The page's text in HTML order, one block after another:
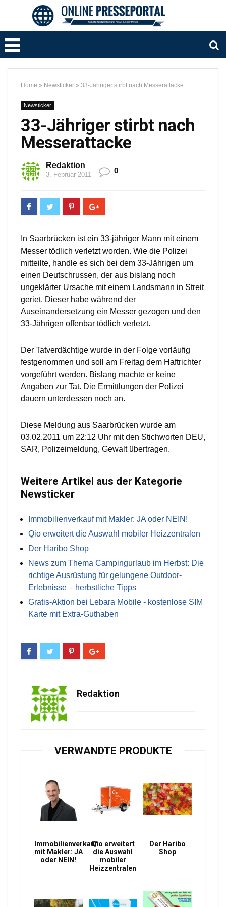
Home » Newsticker » 33-Jähriger stirbt nach Messerattacke
Newsticker
33-Jähriger stirbt nach
Messerattacke
Redaktion
3. Februar 2011 0
In Saarbrücken ist ein 33-jähriger Mann mit einem
Messer tödlich verletzt worden. Wie die Polizei
mitteilte, handle es sich bei dem 33-Jährigen um
einen Deutschrussen, der aus bislang noch
ungeklärter Ursache mit einem Landsmann in Streit
geriet. Dieser habe während der
Auseinandersetzung ein Messer gezogen und den
33-Jährigen offenbar tödlich verletzt.
Der Tatverdächtige wurde in der Folge vorläufig
festgenommen und soll am Freitag dem Haftrichter
vorgeführt werden. Bislang machte er keine
Angaben zur Tat. Die Ermittlungen der Polizei
dauern unterdessen noch an.
Diese Meldung aus Saarbrücken wurde am
03.02.2011 um 22:12 Uhr mit den Stichworten DEU,
SAR, Polizeimeldung, Gewalt übertragen.
Weitere Artikel aus der Kategorie
Newsticker
Immobilienverkauf mit Makler: JA oder NEIN!
Qio erweitert die Auswahl mobiler Heizzentralen
Der Haribo Shop
News zum Thema Campingurlaub im Herbst: Die
richtige Ausrüstung für gelungene Outdoor-
Erlebnisse – herbstliche Tipps
Gratis-Aktion bei Lebara Mobile - kostenlose SIM
Karte mit Extra-Guthaben
Redaktion
VERWANDTE PRODUKTE
Immobilienverkauf
mit Makler: JA
oder NEIN!
Qio erweitert
die Auswahl
mobiler
Heizzentralen
Der Haribo
Shop